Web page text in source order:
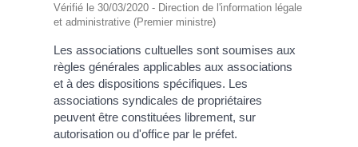
Vérifié le 30/03/2020 - Direction de l'information légale
et administrative (Premier ministre)
Les associations cultuelles sont soumises aux
règles générales applicables aux associations
et à des dispositions spécifiques. Les
associations syndicales de propriétaires
peuvent être constituées librement, sur
autorisation ou d'office par le préfet.